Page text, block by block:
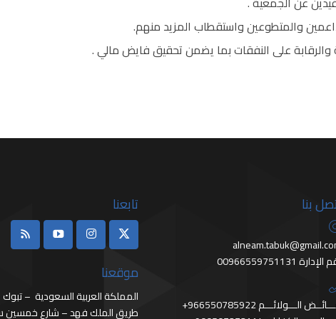
والمتطوعين واستقطاب المزيد منهم.
والرقابة على النفقات بما يضمن تحقيق فايض مالي .
بنا
00966559751131
فـــائــض الـــولائـــم
تابعنا
موقعنا
المملكة العربية السعودية – تبوك
طريق الملك فهد – شارع خمسين